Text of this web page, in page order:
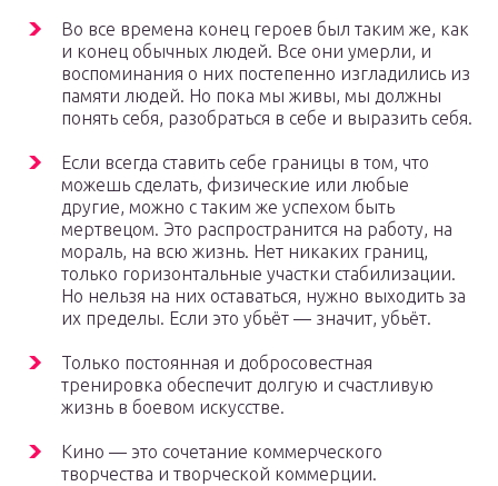
Во все времена конец героев был таким же, как
и конец обычных людей. Все они умерли, и
воспоминания о них постепенно изгладились из
памяти людей. Но пока мы живы, мы должны
понять себя, разобраться в себе и выразить себя.
Если всегда ставить себе границы в том, что
можешь сделать, физические или любые
другие, можно с таким же успехом быть
мертвецом. Это распространится на работу, на
мораль, на всю жизнь. Нет никаких границ,
только горизонтальные участки стабилизации.
Но нельзя на них оставаться, нужно выходить за
их пределы. Если это убьёт — значит, убьёт.
Только постоянная и добросовестная
тренировка обеспечит долгую и счастливую
жизнь в боевом искусстве.
Кино — это сочетание коммерческого
творчества и творческой коммерции.